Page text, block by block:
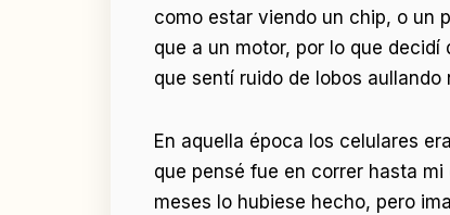
como estar viendo un chip, o un
que a un motor, por lo que
que sentí ruido de lobos aullando
En aquella época los celulares
que pensé fue en correr hasta
meses lo hubiese hecho, pero